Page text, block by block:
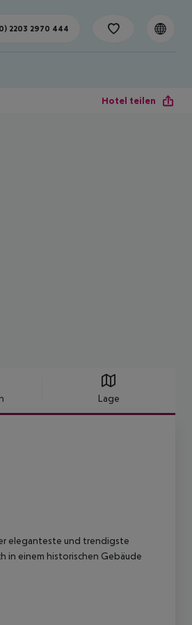
2203 2970 444
Hotel teilen
Lage
eleganteste und trendigste
in einem historischen Gebäude